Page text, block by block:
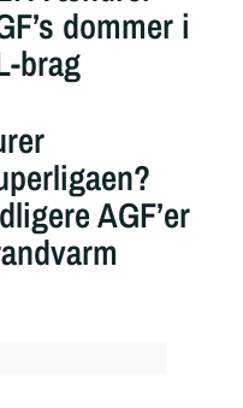
dommer i
brag
AGF’er